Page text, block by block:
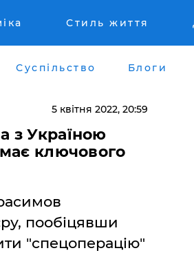
Стиль життя
Суспільство Блоги
5 квітня 2022, 20:59
з Україною
ключового
пообіцявши
"спецоперацію"